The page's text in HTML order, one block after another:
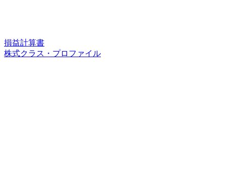
損益計算書
株式クラス・プロファイル